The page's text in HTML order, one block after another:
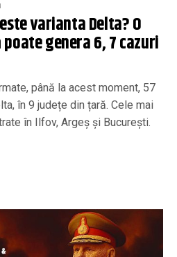
varianta Delta? O
genera 6, 7 cazuri
până la acest moment, 57
în 9 județe din țară. Cele mai
în Ilfov, Argeș și București.